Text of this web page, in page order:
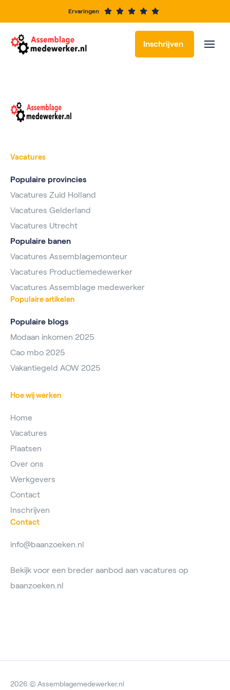
Ervaringen
Inschrijven
Vacatures
Populaire provincies
Vacatures Zuid Holland
Vacatures Gelderland
Vacatures Utrecht
Populaire banen
Vacatures Assemblagemonteur
Vacatures Productiemedewerker
Vacatures Assemblage medewerker
Populaire artikelen
Populaire blogs
Modaan inkomen 2025
Cao mbo 2025
Vakantiegeld AOW 2025
Hoe wij werken
Home
Vacatures
Plaatsen
Over ons
Werkgevers
Contact
Inschrijven
Contact
info@baanzoeken.nl
Bekijk voor een breder aanbod aan vacatures op
baanzoeken.nl
2026 © Assemblagemedewerker.nl